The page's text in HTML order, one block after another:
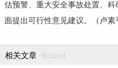
估预警、重大安全事故处置、
面提出可行性意见建议。（卢素
相关文章 Related